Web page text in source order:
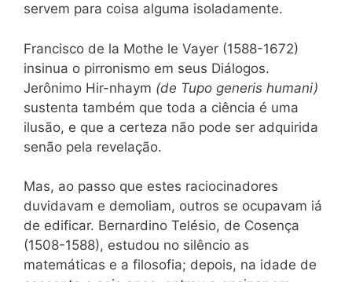
servem para coisa alguma isoladamente.
Francisco de la Mothe le Vayer (1588-1672)
insinua o pirronismo em seus Diálogos.
Jerônimo Hir-nhaym (de Tupo generis humani)
sustenta também que toda a ciência é uma
ilusão, e que a certeza não pode ser adquirida
senão pela revelação.
Mas, ao passo que estes raciocinadores
duvidavam e demoliam, outros se ocupavam iá
de edificar. Bernardino Telésio, de Cosença
(1508-1588), estudou no silêncio as
matemáticas e a filosofia; depois, na idade de